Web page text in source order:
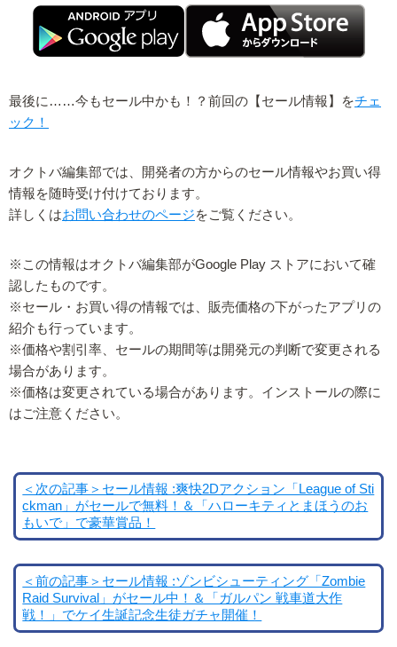
最後に……今もセール中かも！？前回の【セール情報】をチェ
ック！
オクトバ編集部では、開発者の方からのセール情報やお買い得
情報を随時受け付けております。
詳しくはお問い合わせのページをご覧ください。
※この情報はオクトバ編集部がGoogle Play ストアにおいて確
認したものです。
※セール・お買い得の情報では、販売価格の下がったアプリの
紹介も行っています。
※価格や割引率、セールの期間等は開発元の判断で変更される
場合があります。
※価格は変更されている場合があります。インストールの際に
はご注意ください。
＜次の記事＞セール情報 :爽快2Dアクション「League of Sti
ckman」がセールで無料！＆「ハローキティとまほうのお
もいで」で豪華賞品！
＜前の記事＞セール情報 :ゾンビシューティング「Zombie
Raid Survival」がセール中！＆「ガルパン 戦車道大作
戦！」でケイ生誕記念生徒ガチャ開催！